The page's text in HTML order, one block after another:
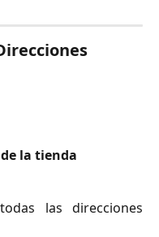
la tienda
las direcciones